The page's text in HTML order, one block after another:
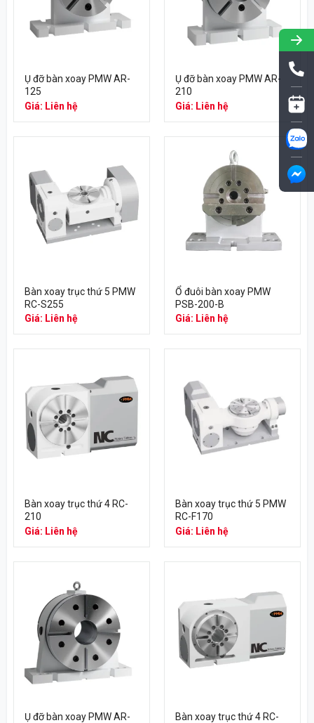
Ụ đỡ bàn xoay PMW AR-
125
Giá: Liên hệ
Ụ đỡ bàn xoay PMW AR-
210
Giá: Liên hệ
Bàn xoay trục thứ 5 PMW
RC-S255
Giá: Liên hệ
Ổ đuôi bàn xoay PMW
PSB-200-B
Giá: Liên hệ
Bàn xoay trục thứ 4 RC-
210
Giá: Liên hệ
Bàn xoay trục thứ 5 PMW
RC-F170
Giá: Liên hệ
Ụ đỡ bàn xoay PMW AR-
Bàn xoay trục thứ 4 RC-